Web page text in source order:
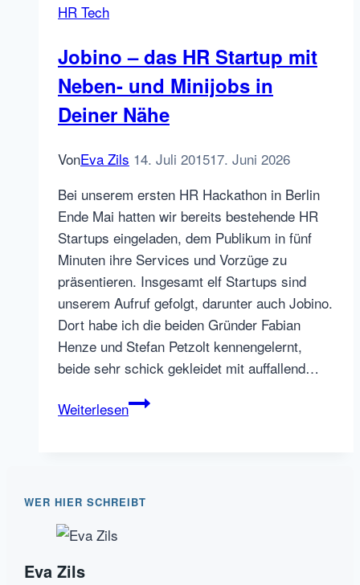
HR Tech
Jobino – das HR Startup mit
Neben- und Minijobs in
Deiner Nähe
VonEva Zils 14. Juli 201517. Juni 2026
Bei unserem ersten HR Hackathon in Berlin
Ende Mai hatten wir bereits bestehende HR
Startups eingeladen, dem Publikum in fünf
Minuten ihre Services und Vorzüge zu
präsentieren. Insgesamt elf Startups sind
unserem Aufruf gefolgt, darunter auch Jobino.
Dort habe ich die beiden Gründer Fabian
Henze und Stefan Petzolt kennengelernt,
beide sehr schick gekleidet mit auffallend…
WeiterlesenJobino
mit
WER HIER SCHREIBT
Eva Zils